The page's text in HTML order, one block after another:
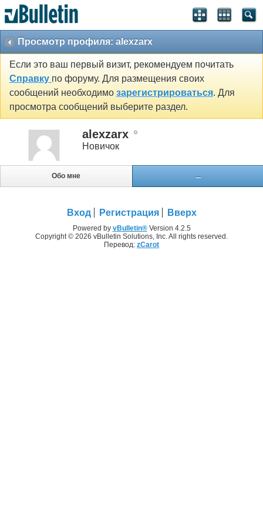
Просмотр профиля: alexzarx
Если это ваш первый визит, рекомендуем почитать
Справку по форуму. Для размещения своих
сообщений необходимо зарегистрироваться. Для
просмотра сообщений выберите раздел.
alexzarx
Новичок
Обо мне ...
Вход Регистрация Вверх
Powered by vBulletin®Version 4.2.5
Copyright © 2026 vBulletin Solutions, Inc. All rights reserved.
Перевод: zCarot